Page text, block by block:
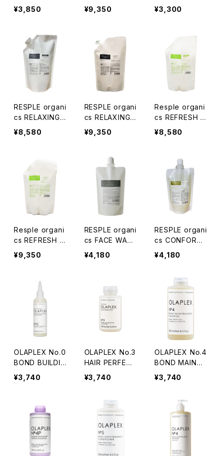
Oil 30ml
¥3,850
Oil 100ml
¥9,350
〈SHAMPOO10
0ml＆TREATM
¥3,300
RESPLE organi
cs RELAXING
SHAMPOO 80
0ml 詰替え
¥8,580
RESPLE organi
cs RELAXING
TREATMENT
800g 詰替え
¥9,350
Resple organi
cs REFRESH S
HAMPOO 800
ml 詰替え
¥8,580
Resple organi
cs REFRESH T
REATMENT 80
0ｇ 詰替え
¥9,350
RESPLE organi
cs FACE WAS
H 詰替え 200m
¥4,180
RESPLE organi
cs CONFORT
FORM 詰替え 2
00ml
¥4,180
OLAPLEX No.0
BOND BUILDIN
G TREATMEN
T 155ml
¥3,740
OLAPLEX No.3
HAIR PERFECT
OR 100ml（イン
バストリートメン
¥3,740
OLAPLEX No.4
BOND MAINTE
NANCE SHAM
POO 250ml
¥3,740